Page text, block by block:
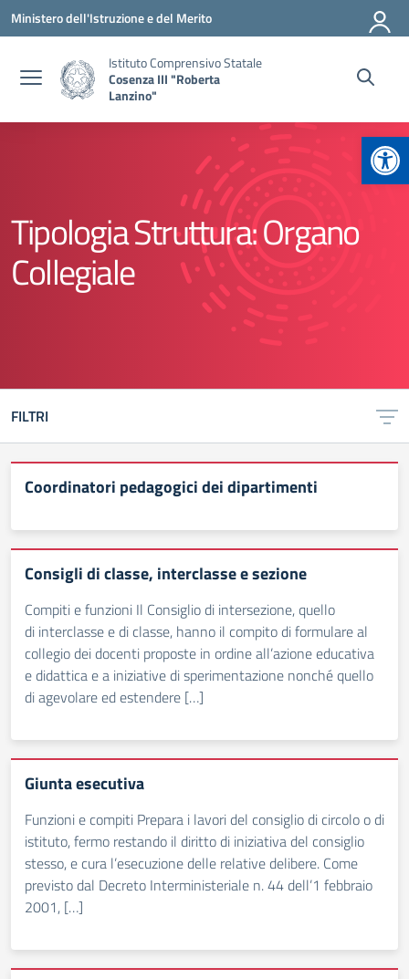
Vai ai contenuti
Vai al menu di navigazione
Vai al footer
Ministero dell'Istruzione e del Merito
Istituto Comprensivo Statale
Cosenza III "Roberta
Lanzino"
Tipologia Struttura:Organo
Collegiale
FILTRI
Coordinatori pedagogici dei dipartimenti
Consigli di classe, interclasse e sezione
Compiti e funzioni Il Consiglio di intersezione, quello
di interclasse e di classe, hanno il compito di formulare al
collegio dei docenti proposte in ordine all’azione educativa
e didattica e a iniziative di sperimentazione nonché quello
di agevolare ed estendere […]
Giunta esecutiva
Funzioni e compiti Prepara i lavori del consiglio di circolo o di
istituto, fermo restando il diritto di iniziativa del consiglio
stesso, e cura l’esecuzione delle relative delibere. Come
previsto dal Decreto Interministeriale n. 44 dell’1 febbraio
2001, […]